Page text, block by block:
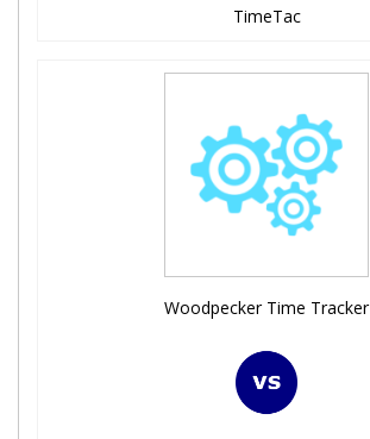
TimeTac
Woodpecker Time Tracker